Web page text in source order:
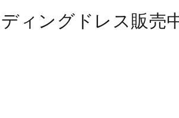
ィングドレス販売